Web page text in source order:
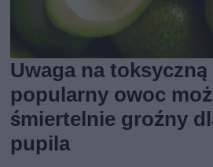
Uwaga na
popularny owoc
śmiertelnie groźny
pupila